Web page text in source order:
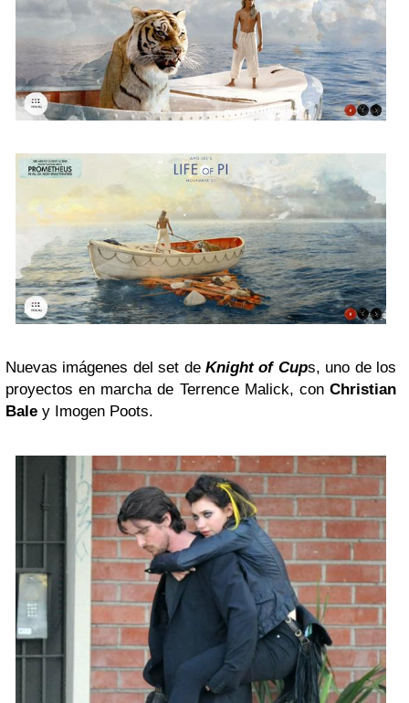
Nuevas imágenes del set de Knight of Cups, uno de los
proyectos en marcha de Terrence Malick, con Christian
Bale y Imogen Poots.